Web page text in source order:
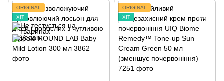
ORIGINAL
ХІТ
ORIGINAL
ХІТ